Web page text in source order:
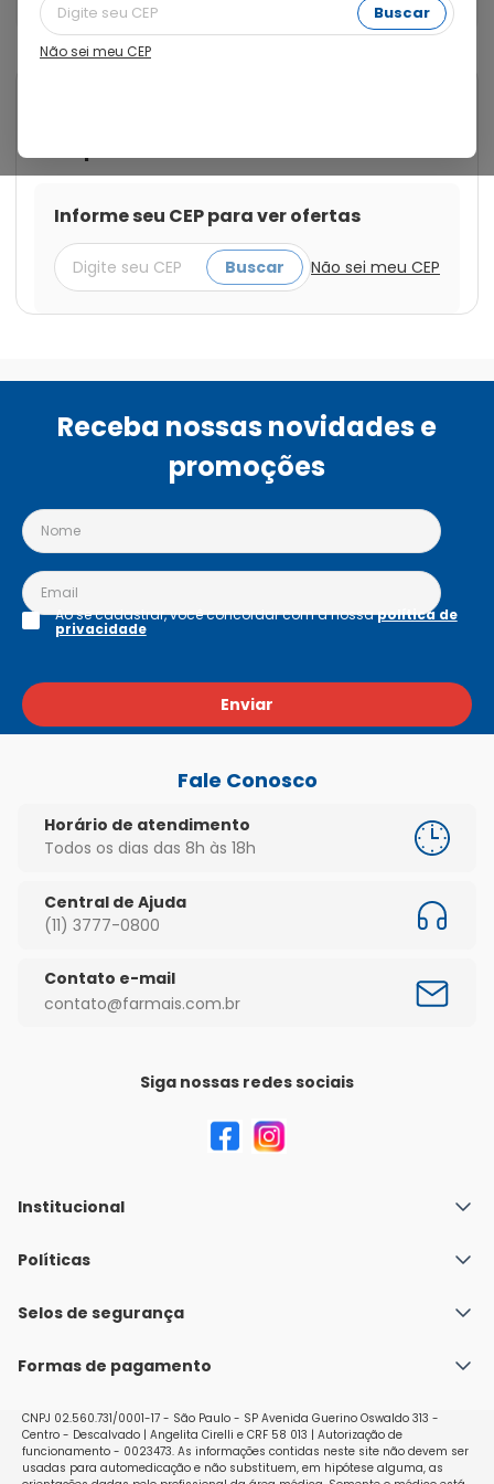
Buscar
Não sei meu CEP
Revestidos
Informe seu CEP para ver ofertas
Buscar Não sei meu CEP
Receba nossas novidades e
promoções
Enviar
Ao se cadastrar, você concordar com a nossapolítica de
privacidade
Fale Conosco
Horário de atendimento
Todos os dias das 8h às 18h
Central de Ajuda
(11) 3777-0800
Contato e-mail
contato@farmais.com.br
Siga nossas redes sociais
Institucional
Quem Somos
Nossas lojas
Políticas
Política de Envio
Políticas de Trocas e Devoluções
Selos de segurança
Formas de pagamento
CNPJ 02.560.731/0001-17 - São Paulo - SP Avenida Guerino Oswaldo 313 -
Centro - Descalvado | Angelita Cirelli e CRF 58 013 | Autorização de
funcionamento - 0023473. As informações contidas neste site não devem ser
usadas para automedicação e não substituem, em hipótese alguma, as